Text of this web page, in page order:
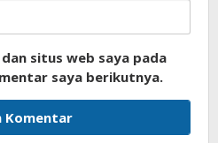
situs web saya pada
saya berikutnya.